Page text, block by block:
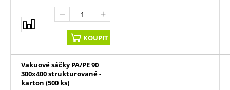
KOUPIT
Vakuové sáčky PA/PE 90
300x400 strukturované -
karton (500 ks)